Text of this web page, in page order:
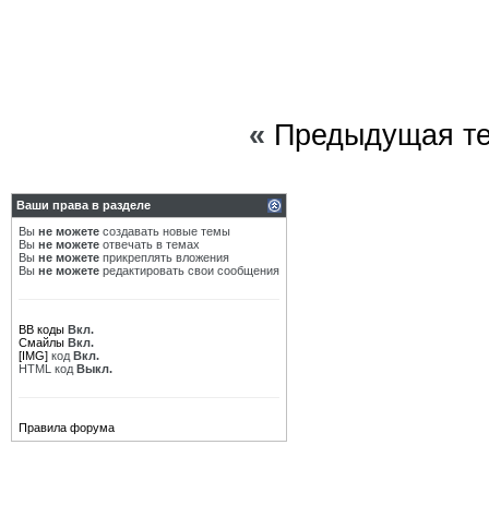
« Предыдущая
Ваши права в разделе
Вы не можете создавать новые темы
Вы не можете отвечать в темах
Вы не можете прикреплять вложения
Вы не можете редактировать свои сообщения
BB коды Вкл.
Смайлы Вкл.
[IMG] код Вкл.
HTML код Выкл.
Правила форума